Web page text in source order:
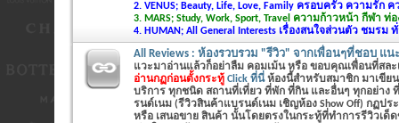
2. VENUS; Beauty, Life, Love, Family ครอบครัว ความรัก
3. MARS; Study, Work, Sport, Travel ความก้าวหน้า กีฬา ท่อ
4. HUMAN; All General Interests เรื่องสนใจส่วนตัว ชมรม
All Reviews : ห้องรวบรวม "รีวิว" จากเพื่อนๆที่ชอบ แน
แวะมาอ่านแล้วก็อย่าลืม คอมเม้น หรือ ขอบคุณเพื่อนที่สล
อ่านกฏก่อนตั้งกระทู้ Click ที่นี่ ห้องนี้สำหรับสมาชิก มาเขีย
บริการ ทุกชนิด สถานที่เที่ยว ที่พัก ที่กิน และอื่นๆ ทุกอย่าง
รนด์เนม (รีวิวสินค้าแบรนด์เนม เชิญห้อง Show Off) กฏปร
หรือ เสนอขาย สินค้า นั้นโดยตรงในกระทู้ที่ทำการรีวิวเด็